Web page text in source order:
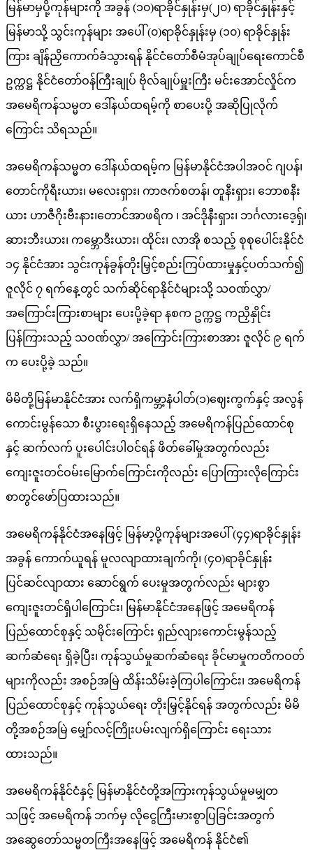
မြန်မာမှပို့ကုန်များကို အခွန် (၁၀)ရာခိုင်နှုန်းမှ(၂၀) ရာခိုင်နှုန်းနှင့်
မြန်မာသို့ သွင်းကုန်များ အပေါ် (၀)ရာခိုင်နှုန်းမှ (၁၀) ရာခိုင်နှုန်း
ကြား ချိန်ညှိကောက်ခံသွားရန် နိုင်ငံတော်စီမံအုပ်ချုပ်ရေးကောင်စီ
ဥက္ကဋ္ဌ နိုင်ငံတော်ဝန်ကြီးချုပ် ဗိုလ်ချုပ်မှူးကြီး မင်းအောင်လှိုင်က
အမေရိကန်သမ္မတ ဒေါ်နယ်ထရမ့်ကို စာပေးပို့ အဆိုပြုလိုက်
ကြောင်း သိရသည်။
အမေရိကန်သမ္မတ ဒေါ်နယ်ထရမ့်က မြန်မာနိုင်ငံအပါအဝင် ဂျပန်၊
တောင်ကိုရီးယား၊ မလေးရှား၊ ကာဇက်စတန်၊ တူနီးရှား၊ ဘောစနီး
ယား ဟာဇီဂိုးဗီးနား၊တောင်အာဖရိက ၊ အင်ဒိုနီးရှား၊ ဘင်္ဂလားဒေ့ရှ်၊
ဆားဘီးယား၊ ကမ္ဘောဒီးယား၊ ထိုင်း၊ လာအို စသည့် စုစုပေါင်းနိုင်ငံ
၁၄ နိုင်ငံအား သွင်းကုန်ခွန်တိုးမြှင့်စည်းကြပ်ထားမှုနှင့်ပတ်သက်၍
ဇူလိုင် ၇ ရက်နေ့တွင် သက်ဆိုင်ရာနိုင်ငံများသို့ သဝဏ်လွှာ/
အကြောင်းကြားစာများ ပေးပို့ခဲ့ရာ နစက ဥက္ကဋ္ဌ ​ကညှိနှိုင်း
ပြန်ကြားသည့် သဝဏ်လွှာ/ အကြောင်းကြားစာအား ဇူလိုင် ၉ ရက်
က ပေးပို့ခဲ့ သည်။
မိမိတို့မြန်မာနိုင်ငံအား လက်ရှိကမ္ဘာ့နံပါတ်(၁)ဈေးကွက်နှင့် အလွန်
ကောင်းမွန်သော စီးပွားရေးရှိနေသည့် အမေရိကန်ပြည်ထောင်စု
နှင့် ဆက်လက် ပူးပေါင်းပါဝင်ရန် ဖိတ်ခေါ်မှုအတွက်လည်း
ကျေးဇူးတင်ဝမ်းမြောက်ကြောင်းကိုလည်း ပြောကြားလိုကြောင်း
စာတွင်ဖော်ပြထားသည်။
အမေရိကန်နိုင်ငံအနေဖြင့် မြန်မာ့ပို့ကုန်များအပေါ် (၄၄)ရာခိုင်နှုန်း
အခွန် ကောက်ယူရန် မူလလျာထားချက်ကို၊ (၄၀)ရာခိုင်နှုန်း
ပြင်ဆင်လျာထား ဆောင်ရွက် ပေးမှုအတွက်လည်း များစွာ
ကျေးဇူးတင်ရှိပါကြောင်း၊ မြန်မာနိုင်ငံအနေဖြင့် အမေရိကန်
ပြည်ထောင်စုနှင့် သမိုင်းကြောင်း ရှည်လျားကောင်းမွန်သည့်
ဆက်ဆံရေး ရှိခဲ့ပြီး၊ ကုန်သွယ်မှုဆက်ဆံရေး ခိုင်မာမှုကတိကဝတ်
များကိုလည်း အစဉ်အမြဲ ထိန်းသိမ်းခဲ့ကြပါကြောင်း၊ အမေရိကန်
ပြည်ထောင်စုနှင့် ကုန်သွယ်ရေး တိုးမြှင့်နိုင်ရန် အတွက်လည်း မိမိ
တို့အစဉ်အမြဲ မျှော်လင့်ကြိုးပမ်းလျက်ရှိကြောင်း ရေးသား
ထားသည်။
အမေရိကန်နိုင်ငံနှင့် မြန်မာနိုင်ငံတို့အကြားကုန်သွယ်မှုမမျှတ
သဖြင့် အမေရိကန် ဘက်မှ လိုငွေကြီးမားစွာပြခြင်းအတွက်
အဆွေတော်သမ္မတကြီးအနေဖြင့် အမေရိကန် နိုင်ငံ၏